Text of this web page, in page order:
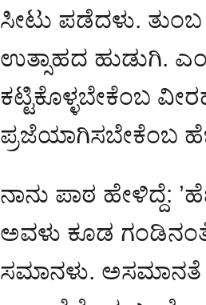
ಸೀಟು ಪಡೆದಳು. ತುಂಬ
ಉತ್ಸಾಹದ ಹುಡುಗಿ.
ಕಟ್ಟಿಕೊಳ್ಳಬೇಕೆಂಬ
ಪ್ರಜೆಯಾಗಿಸಬೇಕೆಂಬ
ನಾನು ಪಾಠ ಹೇಳಿದ್ದೆ:
ಅವಳು ಕೂಡ
ಸಮಾನಳು. ಅಸಮಾನತೆ